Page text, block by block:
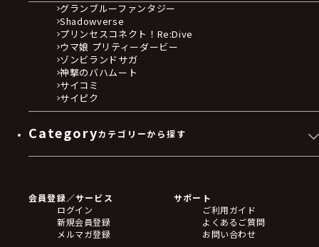
グランブルーファンタジー
Shadowverse
プリンセスコネクト！Re:Dive
ウマ娘 プリティーダービー
ゾンビランドサガ
神撃のバハムート
サイコミ
サイピク
Categoryカテゴリーから探す
フィギュア
アクリルスタンド
バッジ
キーホルダー・ストラップ
会員登録／サービス
ログイン
新規会員登録
メルマガ登録
サポート
ご利用ガイド
よくあるご質問
お問い合わせ